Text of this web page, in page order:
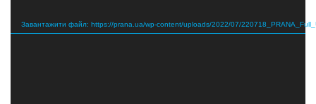
Завантажити файл: https://prana.ua/wp-content/uploads/2022/07/